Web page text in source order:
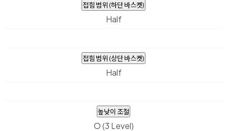
접힘 범위 (하단 바스켓)
Half
접힘 범위 (상단 바스켓)
Half
높낮이 조절
O (3 Level)